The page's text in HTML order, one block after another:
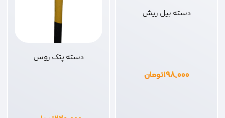
دسته بیل ریش
۱۹۸,۰۰۰تومان
دسته پتک روس